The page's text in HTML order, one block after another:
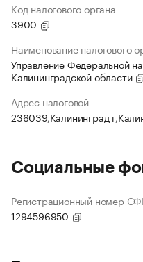
Код налогового органа
3900
Наименование налогового
Управление Федеральной
Калининградской области
Адрес налоговой
236039,Калининград
Социальные
Регистрационный номер
1294596950